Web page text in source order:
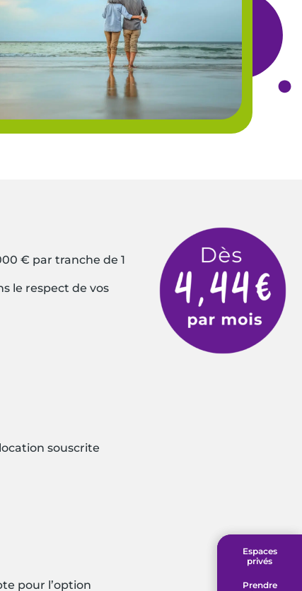
€ par tranche de 1
le respect de vos
souscrite
pour l’option
Espaces
privés
Prendre
Espaces
privés
Prendre